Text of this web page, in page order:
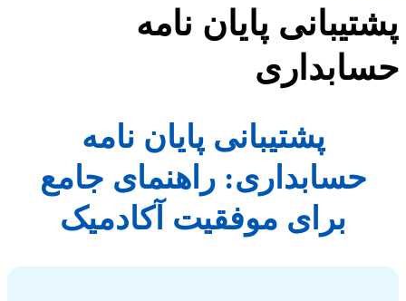
پایان نامه
پشتیبانی پایان نامه
حسابداری: راهنمای جامع
برای موفقیت آکادمیک